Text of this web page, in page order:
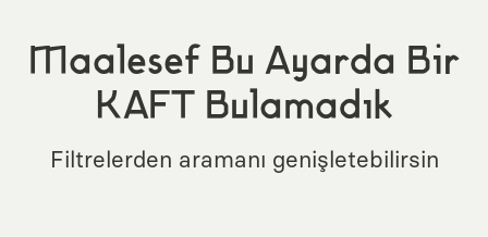
Maalesef Bu Ayarda Bir
KAFT Bulamadık
Filtrelerden aramanı genişletebilirsin